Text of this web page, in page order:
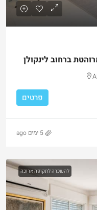
פרטים
5 ימים ago
להשכרה לתקופה ארוכה